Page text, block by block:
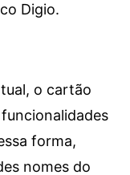
Digio.
o cartão
forma,
nomes do